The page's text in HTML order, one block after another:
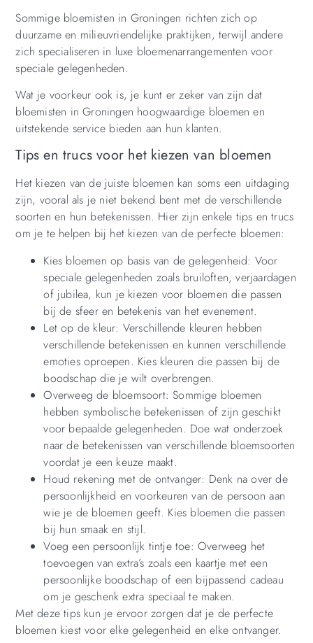
Sommige bloemisten in Groningen richten zich op
duurzame en milieuvriendelijke praktijken, terwijl andere
zich specialiseren in luxe bloemenarrangementen voor
speciale gelegenheden.
Wat je voorkeur ook is, je kunt er zeker van zijn dat
bloemisten in Groningen hoogwaardige bloemen en
uitstekende service bieden aan hun klanten.
Tips en trucs voor het kiezen van bloemen
Het kiezen van de juiste bloemen kan soms een uitdaging
zijn, vooral als je niet bekend bent met de verschillende
soorten en hun betekenissen. Hier zijn enkele tips en trucs
om je te helpen bij het kiezen van de perfecte bloemen:
Kies bloemen op basis van de gelegenheid: Voor
speciale gelegenheden zoals bruiloften, verjaardagen
of jubilea, kun je kiezen voor bloemen die passen
bij de sfeer en betekenis van het evenement.
Let op de kleur: Verschillende kleuren hebben
verschillende betekenissen en kunnen verschillende
emoties oproepen. Kies kleuren die passen bij de
boodschap die je wilt overbrengen.
Overweeg de bloemsoort: Sommige bloemen
hebben symbolische betekenissen of zijn geschikt
voor bepaalde gelegenheden. Doe wat onderzoek
naar de betekenissen van verschillende bloemsoorten
voordat je een keuze maakt.
Houd rekening met de ontvanger: Denk na over de
persoonlijkheid en voorkeuren van de persoon aan
wie je de bloemen geeft. Kies bloemen die passen
bij hun smaak en stijl.
Voeg een persoonlijk tintje toe: Overweeg het
toevoegen van extra’s zoals een kaartje met een
persoonlijke boodschap of een bijpassend cadeau
om je geschenk extra speciaal te maken.
Met deze tips kun je ervoor zorgen dat je de perfecte
bloemen kiest voor elke gelegenheid en elke ontvanger.